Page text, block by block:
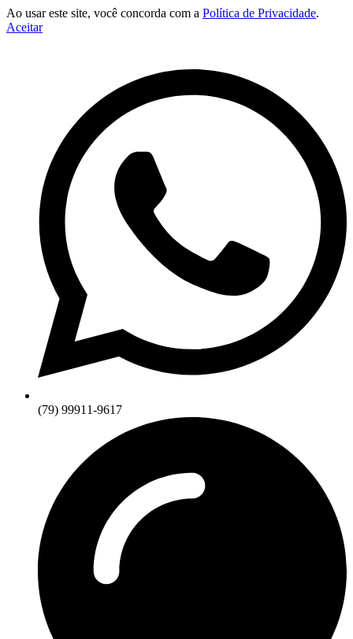
Ao usar este site, você concorda com a Política de Privacidade.
Aceitar
(79) 99911-9617